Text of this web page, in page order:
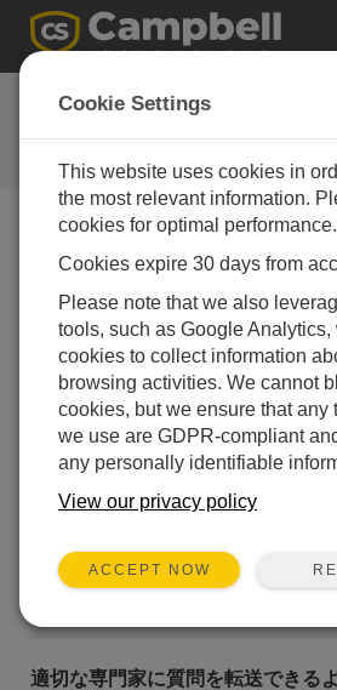
お問い合わせ
通常1営業日以内に対応いたしま
す。
家がご連絡いたします。* = 必須
質問の種類を選択してください:
購入や見積について 技術
ここに質問を入力してください
適切な専門家に質問を転送できる
Cookie Settings
This website uses cookies in
the most relevant information.
cookies for optimal performance.
Cookies expire 30 days from
Please note that we also
tools, such as Google
cookies to collect information
browsing activities. We cannot
cookies, but we ensure that any
we use are GDPR-compliant
any personally identifiable
View our privacy policy
ACCEPT NOW